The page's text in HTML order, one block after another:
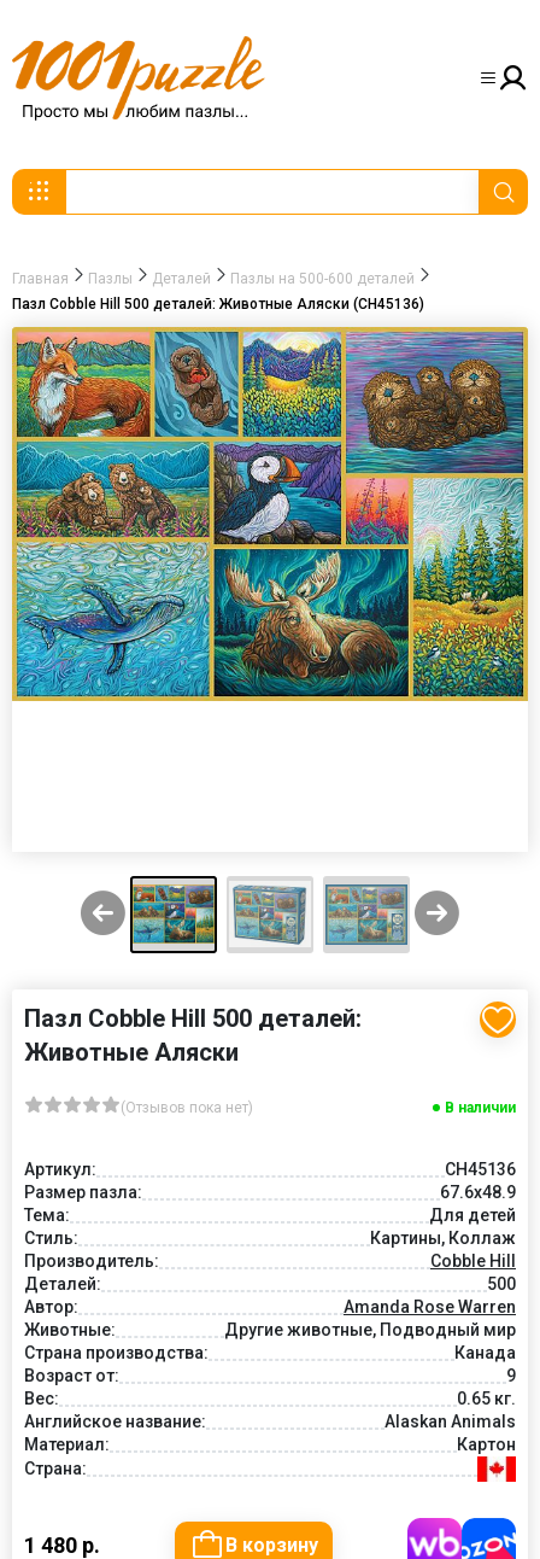
Главная Пазлы Деталей
Пазлы на 500-600 деталей
Пазл Cobble Hill 500 деталей: Животные Аляски (CH45136)
Пазл Cobble Hill 500 деталей:
Животные Аляски
(Отзывов пока нет) В наличии
Артикул:
CH45136
Размер пазла:
67.6x48.9
Тема:
Для детей
Стиль:
Картины, Коллаж
Производитель:
Cobble Hill
Деталей:
500
Автор:
Amanda Rose Warren
Животные:
Другие животные, Подводный мир
Страна производства:
Канада
Возраст от:
9
Вес:
0.65 кг.
Английское название:
Alaskan Animals
Материал:
Картон
Страна:
1 480 р. В корзину